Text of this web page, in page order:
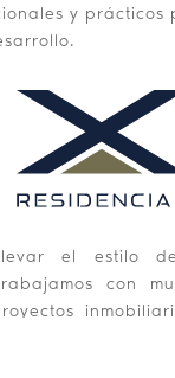
y prácticos
el estilo
con